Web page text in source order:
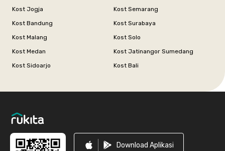
Kost Jogja
Kost Semarang
Kost Bandung
Kost Surabaya
Kost Malang
Kost Solo
Kost Medan
Kost Jatinangor Sumedang
Kost Sidoarjo
Kost Bali
Download Aplikasi